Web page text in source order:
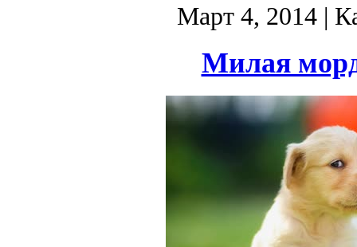
Март 4, 2014|
Милая